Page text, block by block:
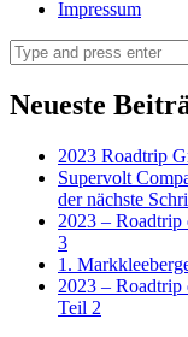
unserer
eigenen
genommen.
Reiseblog
BULLI
VERREISEN
haben
wir
unserer
genommen.
Reiseblog
Impressum
Search
Neueste
2023 Roadtrip
Supervolt
der nächste
2023 –
3
1.
2023 –
Teil 2